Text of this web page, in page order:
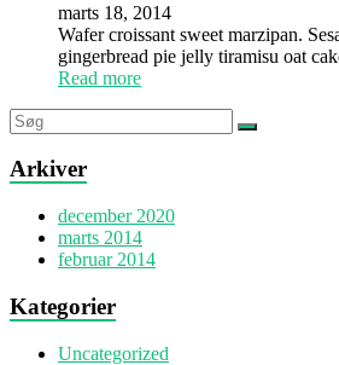
marts 18, 2014
Wafer croissant sweet marzipan.
gingerbread pie jelly tiramisu oat
Read more
Arkiver
december 2020
marts 2014
februar 2014
Kategorier
Uncategorized